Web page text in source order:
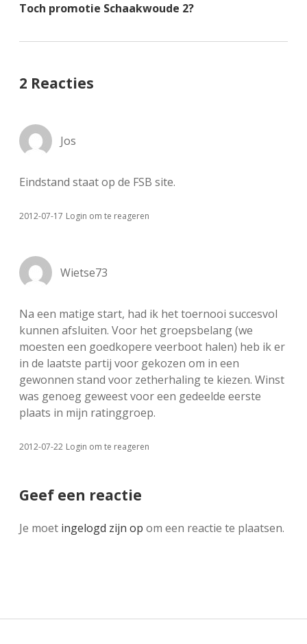
Toch promotie Schaakwoude 2?
2 Reacties
Jos
Eindstand staat op de FSB site.
2012-07-17 Login om te reageren
Wietse73
Na een matige start, had ik het toernooi succesvol
kunnen afsluiten. Voor het groepsbelang (we
moesten een goedkopere veerboot halen) heb ik er
in de laatste partij voor gekozen om in een
gewonnen stand voor zetherhaling te kiezen. Winst
was genoeg geweest voor een gedeelde eerste
plaats in mijn ratinggroep.
2012-07-22 Login om te reageren
Geef een reactie
Je moet ingelogd zijn op om een reactie te plaatsen.